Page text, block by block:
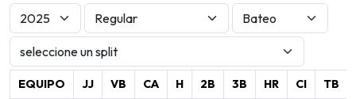
EQUIPO JJ VB CA H 2B 3B HR CI
TB